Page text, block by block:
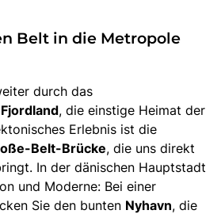
Belt in die Metropole
durch das
Fjordland, die einstige Heimat der
Erlebnis ist die
Belt-Brücke, die uns direkt
In der dänischen Hauptstadt
und Moderne: Bei einer
Sie den bunten Nyhavn, die